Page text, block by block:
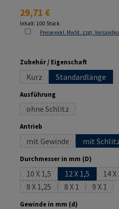
Regulärer Preis:
29,71 €
Inhalt: 100 Stück
Preise exkl. MwSt. zzgl.
Zubehör / Eigenschaft
Kurz(Diese Option ist zurzeit
Standardlänge
Ausführung
ohne Schlitz(Diese Option ist zurzeit
Antrieb
mit Gewinde(Diese Option ist
mit
Durchmesser in mm (D)
10 X 1,5(Diese Option ist zurzeit
12 X 1,5 14 X
8 X 1,25(Diese Option ist zurzeit
8 X 1(Diese Option
9 X 1
Gewinde in mm (d)